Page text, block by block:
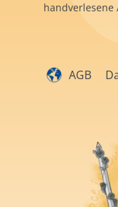
handverlesene
AGB